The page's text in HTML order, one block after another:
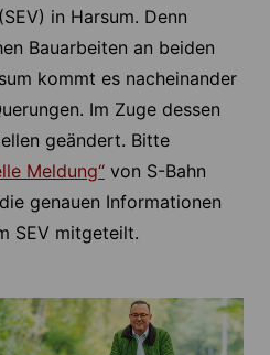
in Harsum. Denn
Bauarbeiten an beiden
kommt es nacheinander
Im Zuge dessen
geändert. Bitte
Meldung“von S-Bahn
genauen Informationen
SEV mitgeteilt.